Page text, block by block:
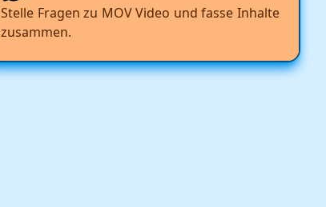
Stelle Fragen zu MOV Video und fasse Inhalte
zusammen.